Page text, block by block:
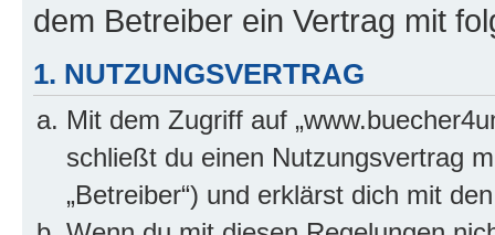
dem Betreiber ein Vertrag mit
1. NUTZUNGSVERTRAG
Mit dem Zugriff auf
schließt du einen Nutzungsvertrag
„Betreiber“) und erklärst dich mit